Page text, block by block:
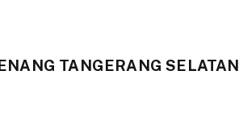
TANGERANG SELATAN